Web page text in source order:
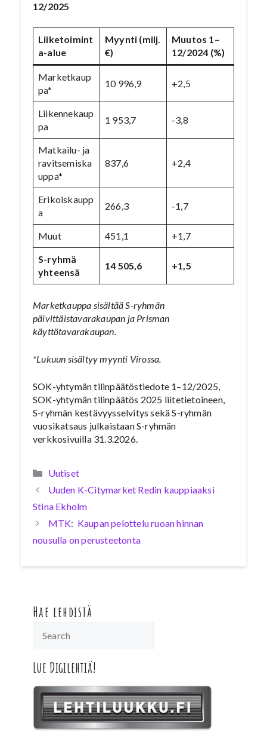
12/2025
Liiketoimint
a-alue
Myynti (milj.
€)
Muutos 1–
12/2024 (%)
Marketkaup
pa*
10 996,9 +2,5
Liikennekaup
pa
1 953,7 -3,8
Matkailu- ja
ravitsemiska
uppa*
837,6 +2,4
Erikoiskaupp
a
266,3 -1,7
Muut 451,1 +1,7
S-ryhmä
yhteensä
14 505,6 +1,5
Marketkauppa sisältää S-ryhmän
päivittäistavarakaupan ja Prisman
käyttötavarakaupan.
*Lukuun sisältyy myynti Virossa.
SOK-yhtymän tilinpäätöstiedote 1–12/2025,
SOK-yhtymän tilinpäätös 2025 liitetietoineen,
S-ryhmän kestävyysselvitys sekä S-ryhmän
vuosikatsaus julkaistaan S-ryhmän
verkkosivuilla 31.3.2026.
Kategoriat
Uutiset
Uuden K-Citymarket Redin kauppiaaksi
Stina Ekholm
MTK: Kaupan pelottelu ruoan hinnan
nousulla on perusteetonta
Hae lehdistä
Lue Digilehtiä!